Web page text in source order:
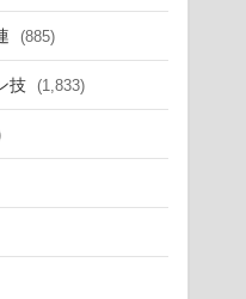
(885)
技 (1,833)